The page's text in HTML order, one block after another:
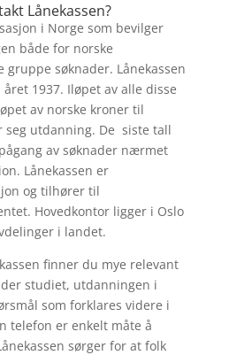
Lånekassen?
i Norge som bevilger
både for norske
gruppe søknader. Lånekassen
1937. Iløpet av alle disse
av norske kroner til
seg utdanning. De siste tall
av søknader nærmet
Lånekassen er
og tilhører til
Hovedkontor ligger i Oslo
i landet.
finner du mye relevant
studiet, utdanningen i
som forklares videre i
telefon er enkelt måte å
sørger for at folk